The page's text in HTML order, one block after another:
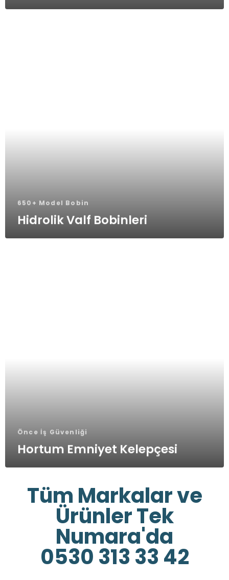
650+ Model Bobin
Hidrolik Valf Bobinleri
Önce İş Güvenliği
Hortum Emniyet Kelepçesi
Tüm Markalar ve
Ürünler Tek
Numara'da
0530 313 33 42